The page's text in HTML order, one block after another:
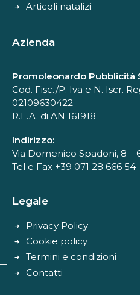
Articoli natalizi
Azienda
Promoleonardo Pubblicità
Cod. Fisc./P. Iva e N. Iscr.
02109630422
R.E.A. di AN 161918
Indirizzo:
Via Domenico Spadoni, 8 –
Tel e Fax +39 071 28 666 54
Legale
Privacy Policy
Cookie policy
Termini e condizioni
Contatti